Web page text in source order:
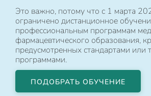
Это важно, потому что с 1 марта
ограничено дистанционное
профессиональным программам
фармацевтического образования,
предусмотренных стандартами или
программами.
ПОДОБРАТЬ ОБУЧЕНИЕ